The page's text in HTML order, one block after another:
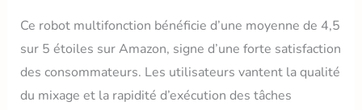
Ce robot multifonction bénéficie d’une moyenne de 4,5
sur 5 étoiles sur Amazon, signe d’une forte satisfaction
des consommateurs. Les utilisateurs vantent la qualité
du mixage et la rapidité d’exécution des tâches